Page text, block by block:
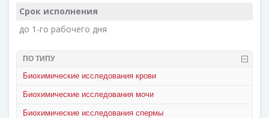
Срок исполнения
до 1-го рабочего дня
ПО ТИПУ
Биохимические исследования крови
Биохимические исследования мочи
Биохимические исследования спермы